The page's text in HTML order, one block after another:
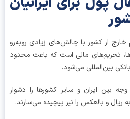
از کشور با چالش‌های زیادی روبه‌رو
مالی است که باعث محدود
می‌شود.
ایران و سایر کشورها را دشوار
و بالعکس را نیز پیچیده می‌سازند.